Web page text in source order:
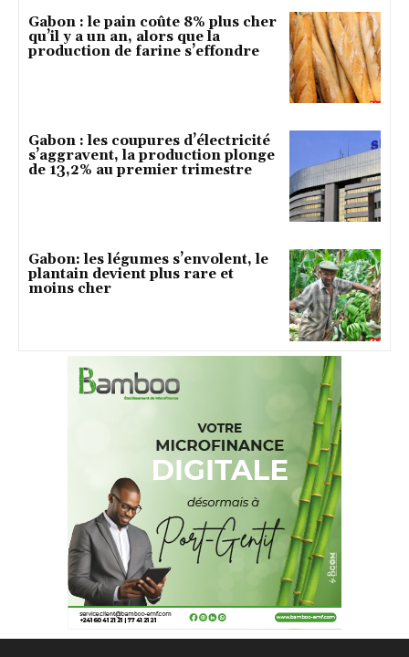
Gabon : le pain coûte 8% plus cher
qu’il y a un an, alors que la
production de farine s’effondre
Gabon : les coupures d’électricité
s’aggravent, la production plonge
de 13,2% au premier trimestre
Gabon: les légumes s’envolent, le
plantain devient plus rare et
moins cher